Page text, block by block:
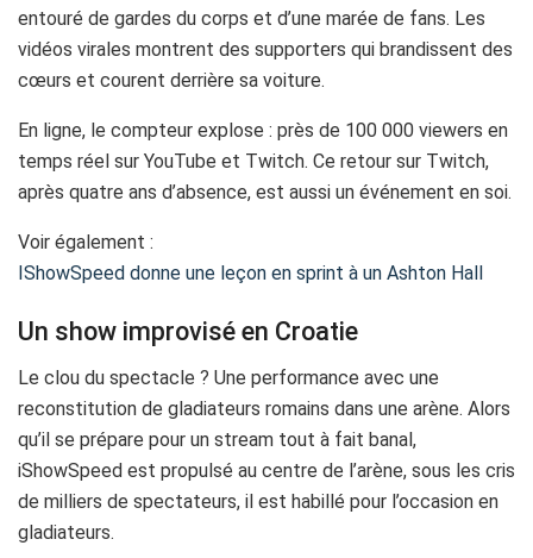
entouré de gardes du corps et d’une marée de fans. Les
vidéos virales montrent des supporters qui brandissent des
cœurs et courent derrière sa voiture.
En ligne, le compteur explose : près de 100 000 viewers en
temps réel sur YouTube et Twitch. Ce retour sur Twitch,
après quatre ans d’absence, est aussi un événement en soi.
Voir également :
IShowSpeed donne une leçon en sprint à un Ashton Hall
Un show improvisé en Croatie
Le clou du spectacle ? Une performance avec une
reconstitution de gladiateurs romains dans une arène. Alors
qu’il se prépare pour un stream tout à fait banal,
iShowSpeed est propulsé au centre de l’arène, sous les cris
de milliers de spectateurs, il est habillé pour l’occasion en
gladiateurs.